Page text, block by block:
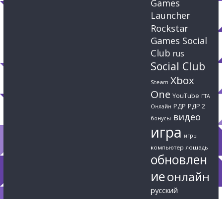
Games
Launcher
Rockstar
Games Social
Club rus
Social Club
Steam Xbox
One YouTube ГТА
Онлайн РДР РДР 2
бонусы видео
игра игры
компьютер лошадь
обновлен
иеонлайн
русский